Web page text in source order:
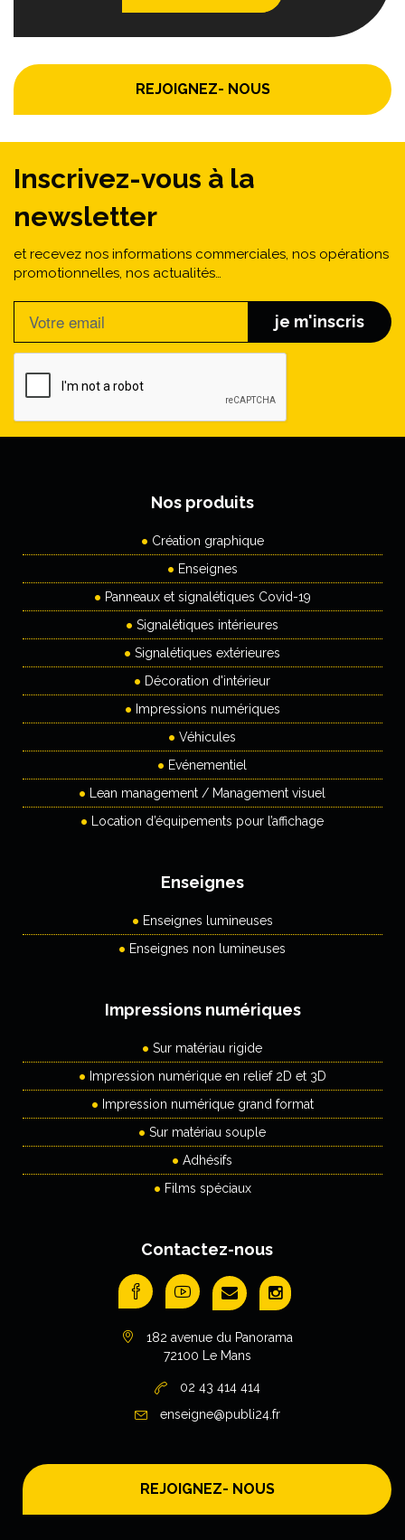
REJOIGNEZ- NOUS
Inscrivez-vous à la
newsletter
et recevez nos informations commerciales, nos opérations
promotionnelles, nos actualités…
je m'inscris
Nos produits
Création graphique
Enseignes
Panneaux et signalétiques Covid-19
Signalétiques intérieures
Signalétiques extérieures
Décoration d'intérieur
Impressions numériques
Véhicules
Evénementiel
Lean management / Management visuel
Location d’équipements pour l’affichage
Enseignes
Enseignes lumineuses
Enseignes non lumineuses
Impressions numériques
Sur matériau rigide
Impression numérique en relief 2D et 3D
Impression numérique grand format
Sur matériau souple
Adhésifs
Films spéciaux
Contactez-nous
182 avenue du Panorama
72100 Le Mans
02 43 414 414
enseigne@publi24.fr
REJOIGNEZ- NOUS